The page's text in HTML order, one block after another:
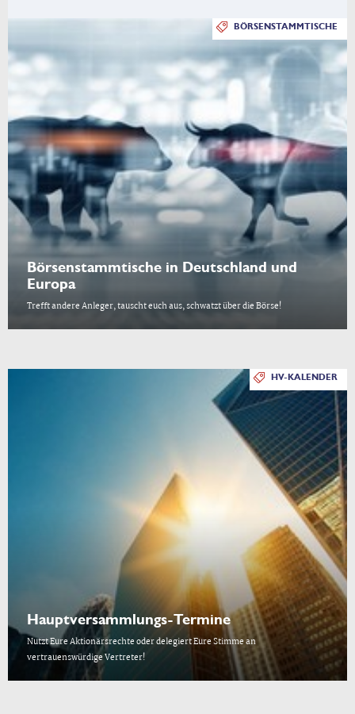
BÖRSENSTAMMTISCHE
Börsenstammtische in Deutschland und
Europa
Trefft andere Anleger, tauscht euch aus, schwatzt über die Börse!
HV-KALENDER
Hauptversammlungs-Termine
Nutzt Eure Aktionärsrechte oder delegiert Eure Stimme an
vertrauenswürdige Vertreter!